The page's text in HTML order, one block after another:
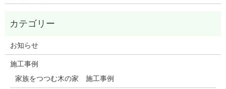
お知らせ
施工事例
家族をつつむ木の家 施工事例